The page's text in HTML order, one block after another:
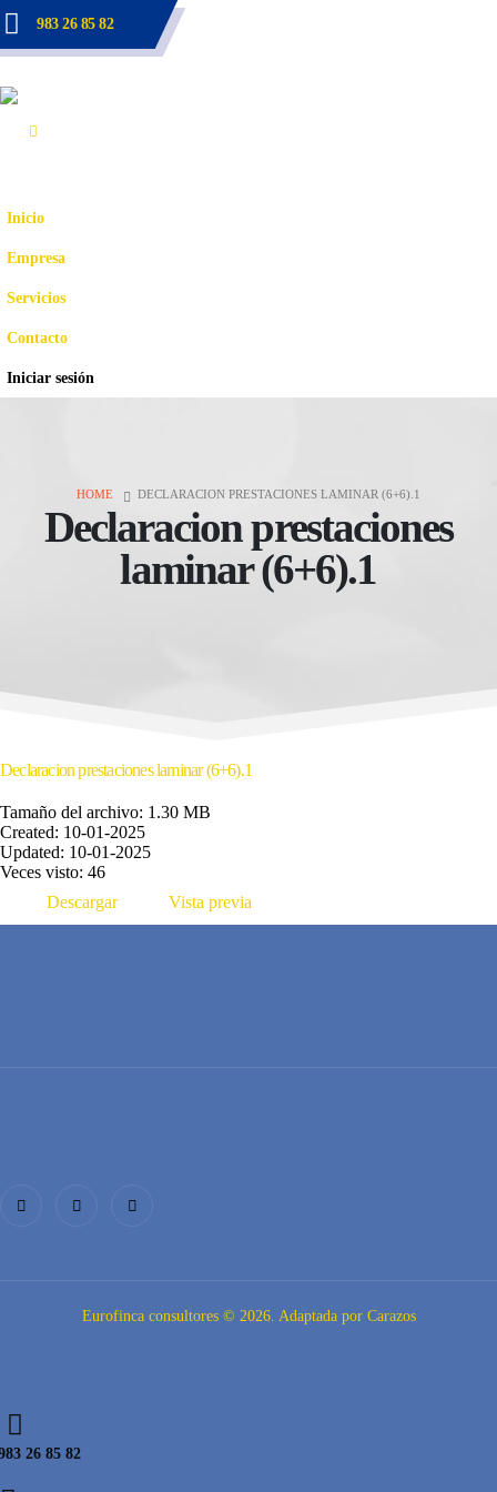
983 26 85 82
Inicio
Empresa
Servicios
Contacto
Iniciar sesión
HOME DECLARACION PRESTACIONES LAMINAR (6+6).1
Declaracion prestaciones
laminar (6+6).1
Declaracion prestaciones laminar (6+6).1
Tamaño del archivo: 1.30 MB
Created: 10-01-2025
Updated: 10-01-2025
Veces visto: 46
Descargar
Vista previa
Eurofinca consultores © 2026. Adaptada por Carazos
26 85 82